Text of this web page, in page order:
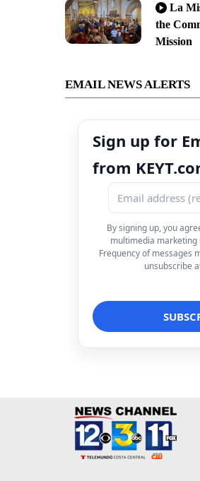
La
the
Mission
EMAIL NEWS ALERTS
Sign up for
from
By signing up, you
multimedia marketing
Frequency of messages
unsubscribe